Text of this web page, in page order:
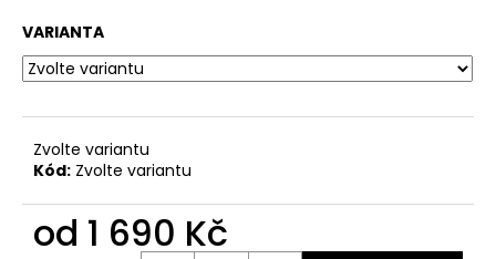
VARIANTA
Zvolte variantu
Kód: Zvolte variantu
od 1 690 Kč
o
p
o